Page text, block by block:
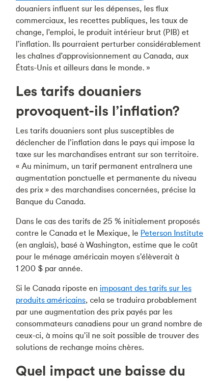
douaniers influent sur les dépenses, les flux
commerciaux, les recettes publiques, les taux de
change, l’emploi, le produit intérieur brut (PIB) et
l’inflation. Ils pourraient perturber considérablement
les chaînes d’approvisionnement au Canada, aux
États-Unis et ailleurs dans le monde. »
Les tarifs douaniers
provoquent-ils l’inflation?
Les tarifs douaniers sont plus susceptibles de
déclencher de l’inflation dans le pays qui impose la
taxe sur les marchandises entrant sur son territoire.
« Au minimum, un tarif permanent entraînera une
augmentation ponctuelle et permanente du niveau
des prix » des marchandises concernées, précise la
Banque du Canada.
Dans le cas des tarifs de 25 % initialement proposés
contre le Canada et le Mexique, le Peterson Institute
(en anglais), basé à Washington, estime que le coût
pour le ménage américain moyen s’élèverait à
1 200 $ par année.
Si le Canada riposte en imposant des tarifs sur les
produits américains, cela se traduira probablement
par une augmentation des prix payés par les
consommateurs canadiens pour un grand nombre de
ceux-ci, à moins qu’il ne soit possible de trouver des
solutions de rechange moins chères.
Quel impact une baisse du